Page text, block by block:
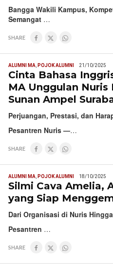
Bangga Wakili Kampus,
Semangat …
SHARE
ALUMNI MA, POJOK ALUMNI 21/10/2025
Cinta Bahasa
MA Unggulan Nuris
Sunan Ampel
Perjuangan, Prestasi, dan
Pesantren Nuris—…
SHARE
ALUMNI MA, POJOK ALUMNI 18/10/2025
Silmi Cava Amelia,
yang Siap
Dari Organisasi di Nuris
Pesantren …
SHARE